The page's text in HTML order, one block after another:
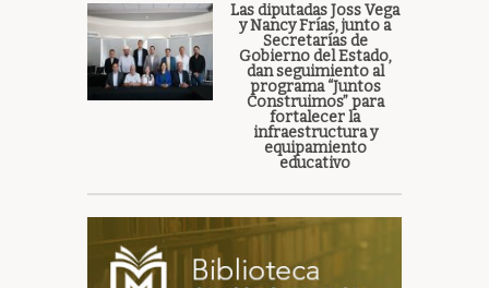
Las diputadas Joss Vega
y Nancy Frías, junto a
Secretarías de
Gobierno del Estado,
dan seguimiento al
programa “Juntos
Construimos” para
fortalecer la
infraestructura y
equipamiento
educativo